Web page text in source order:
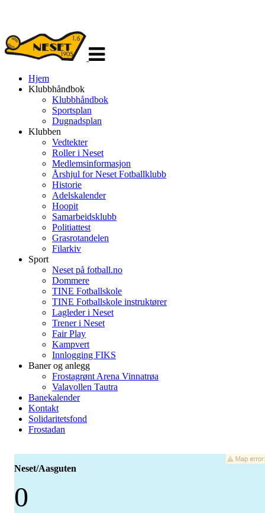
navigasjon
Hjem
Klubbhåndbok
Klubbhåndbok
Sportsplan
Dugnadsplan
Klubben
Vedtekter
Roller i Neset
Medlemsinformasjon
Årshjul for Neset Fotballklubb
Historie
Adelskalender
Hoopit
Samarbeidsklubb
Politiattest
Grasrotandelen
Filarkiv
Sport
Neset på fotball.no
Dommere
TINE Fotballskole
TINE Fotballskole instruktører
Lagleder i Neset
Trener i Neset
Fair Play
Kampvert
Innlogging FIKS
Baner og anlegg
Frostagrønt Arena Vinnatrøa
Valavollen Tautra
Banekalender
Kontakt
Solidaritetsfond
Frostadan
Neset/Aasguten
0